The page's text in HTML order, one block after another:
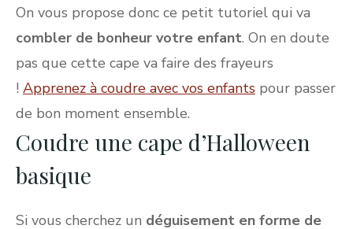
On vous propose donc ce petit tutoriel qui va
combler de bonheur votre enfant. On en doute
pas que cette cape va faire des frayeurs
! Apprenez à coudre avec vos enfants pour passer
de bon moment ensemble.
Coudre une cape d’Halloween
basique
Si vous cherchez un déguisement en forme de